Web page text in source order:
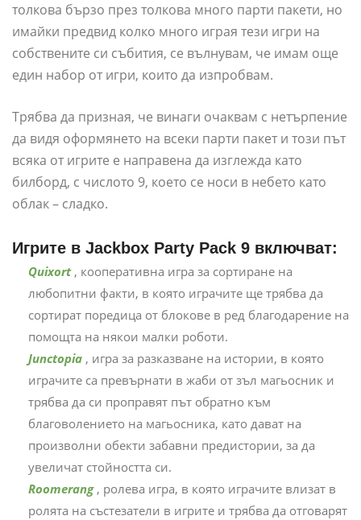
толкова бързо през толкова много парти пакети, но
имайки предвид колко много играя тези игри на
собствените си събития, се вълнувам, че имам още
един набор от игри, които да изпробвам.
Трябва да призная, че винаги очаквам с нетърпение
да видя оформянето на всеки парти пакет и този път
всяка от игрите е направена да изглежда като
билборд, с числото 9, което се носи в небето като
облак – сладко.
Игрите в Jackbox Party Pack 9 включват:
Quixort , кооперативна игра за сортиране на
любопитни факти, в която играчите ще трябва да
сортират поредица от блокове в ред благодарение на
помощта на някои малки роботи.
Junctopia , игра за разказване на истории, в която
играчите са превърнати в жаби от зъл магьосник и
трябва да си проправят път обратно към
благоволението на магьосника, като дават на
произволни обекти забавни предистории, за да
увеличат стойността си.
Roomerang , ролева игра, в която играчите влизат в
ролята на състезатели в игрите и трябва да отговарят